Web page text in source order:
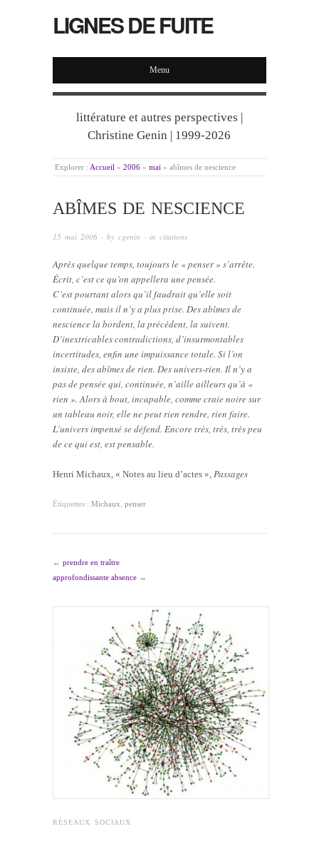
LIGNES DE FUITE
Menu
littérature et autres perspectives |
Christine Genin | 1999-2026
Explorer : Accueil » 2006 » mai » abîmes de nescience
ABÎMES DE NESCIENCE
15 mai 2006 · by cgenin · in citations
Après quelque temps, toujours le « penser » s’arrête.
Écrit, c’est ce qu’on appellera une pensée.
C’est pourtant alors qu’il faudrait qu’elle soit
continuée, mais il n’y a plus prise. Des abîmes de
nescience la bordent, la précèdent, la suivent.
D’inextricables contradictions, d’insurmontables
incertitudes, enfin une impuissance totale. Si l’on
insiste, des abîmes de rien. Des univers-rien. Il n’y a
pas de pensée qui, continuée, n’aille ailleurs qu’à «
rien ». Alors à bout, incapable, comme craie noire sur
un tableau noir, elle ne peut rien rendre, rien faire.
L’univers impensé se défend. Encore très, très, très peu
de ce qui est, est pensable.
Henri Michaux, « Notes au lieu d’actes », Passages
Étiquettes : Michaux penser
← prendre en traître
approfondissante absence →
RÉSEAUX SOCIAUX